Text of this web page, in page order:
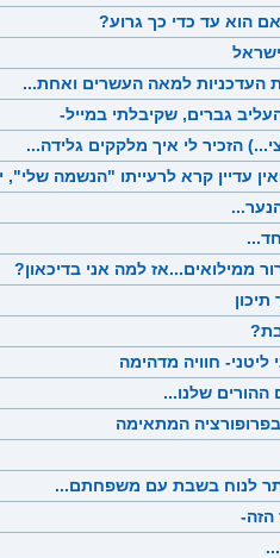
הוא עד כדי כך גרוע?
העדכניות למאה העשרים ואחת...
גברים, שקיבלתי במייל-
הזכיר לי איך מלקקים גלידה...
עדיין קרא לרעייתו "הנשמה
ממילואים...אז למה אני בדיכאון?
ליטני- חוויה מדהימה
ההורים שלנו...
המתאימה
לנוח בשבת עם משפחתם...
הזה-